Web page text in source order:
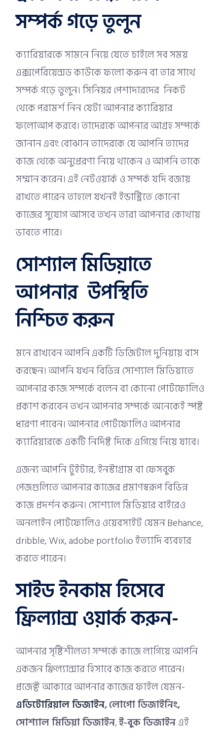
সম্পর্ক গড়ে তুলুন
ক্যারিয়ারকে সামনে নিয়ে যেতে চাইলে সব সময়
এক্সপেরিয়েন্সড কাউকে ফলো করুন বা তার সাথে
সম্পর্ক গড়ে তুলুন। সিনিয়র পেশাদারদের নিকট
থেকে পরামর্শ নিন যেটা আপনার ক্যারিয়ার
ফলোআপ করবে। তাদেরকে আপনার আগ্রহ সম্পর্কে
জানান এবং বোঝান তাদেরকে যে আপনি তাদের
কাজ থেকে অনুপ্রেরণা নিয়ে থাকেন ও আপনি তাকে
সম্মান করেন। এই নেটওয়ার্ক ও সম্পর্ক যদি বজায়
রাখতে পারেন তাহলে যখনই ইন্ডাস্ট্রিতে কোনো
কাজের সুযোগ আসবে তখন তারা আপনার কোথায়
ভাবতে পারে।
সোশ্যাল মিডিয়াতে
আপনার উপস্থিতি
নিশ্চিত করুন
মনে রাখবেন আপনি একটি ডিজিটাল দুনিয়ায় বাস
করছেন। আপনি যখন বিভিন্ন সোশ্যাল মিডিয়াতে
আপনার কাজ সম্পর্কে বলেন বা কোনো পোর্টফোলিও
প্রকাশ করবেন তখন আপনার সম্পর্কে অনেকেই স্পষ্ট
ধারণা পাবেন। আপনার পোর্টফোলিও আপনার
ক্যারিয়ারকে একটি নির্দিষ্ট দিকে এগিয়ে নিয়ে যাবে।
এজন্য আপনি টুইটার, ইনস্টাগ্রাম বা ফেসবুক
পেজগুলিতে আপনার কাজের প্রমাণস্বরূপ বিভিন্ন
কাজ প্রদর্শন করুন। সোশ্যাল মিডিয়ার বাইরেও
অনলাইন পোর্টফোলিও ওয়েবসাইট যেমন Behance,
dribble, Wix, adobe portfolio ইত্যাদি ব্যবহার
করতে পারেন।
সাইড ইনকাম হিসেবে
ফ্রিল্যান্স ওয়ার্ক করুন-
আপনার সৃষ্টিশীলতা সম্পর্কে কাজে লাগিয়ে আপনি
একজন ফ্রিল্যান্সার হিসাবে কাজ করতে পারেন।
প্রজেক্ট আকারে আপনার কাজের ফাইল যেমন-
এডিটোরিয়াল ডিজাইন,লোগো ডিজাইনিং,
সোশ্যাল মিডিয়া ডিজাইন,ই-বুক ডিজাইনএই